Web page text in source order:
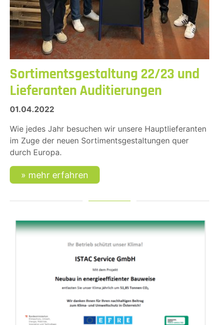
Sortimentsgestaltung 22/23 und
Lieferanten Auditierungen
01.04.2022
Wie jedes Jahr besuchen wir unsere Hauptlieferanten
im Zuge der neuen Sortimentsgestaltungen quer
durch Europa.
mehr erfahren